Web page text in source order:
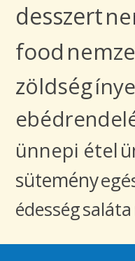
desszert
food
zöldség
ünnepi étel
sütemény
édességsaláta